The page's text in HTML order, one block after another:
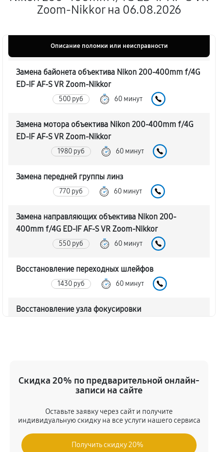
Zoom-Nikkor на 06.08.2026
Описание поломки или неисправности
Замена байонета объектива Nikon 200-400mm f/4G
ED-IF AF-S VR Zoom-Nikkor
500 руб 60 минут
Замена мотора объектива Nikon 200-400mm f/4G
ED-IF AF-S VR Zoom-Nikkor
1980 руб 60 минут
Замена передней группы линз
770 руб 60 минут
Замена направляющих объектива Nikon 200-
400mm f/4G ED-IF AF-S VR Zoom-Nikkor
550 руб 60 минут
Восстановление переходных шлейфов
1430 руб 60 минут
Восстановление узла фокусировки
880 руб
1650 руб 60 минут
Чистка от пыли объектива Nikon 200-400mm f/4G
Скидка 20% по предварительной онлайн-
записи на сайте
Оставьте заявку через сайт и получите
индивидуальную скидку на все услуги нашего сервиса
Получить скидку 20%